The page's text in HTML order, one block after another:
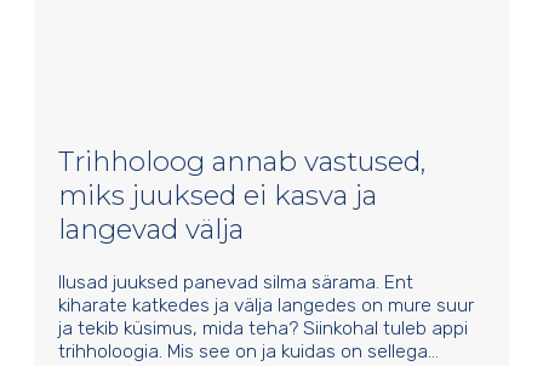
Trihholoog annab vastused,
miks juuksed ei kasva ja
langevad välja
Ilusad juuksed panevad silma särama. Ent
kiharate katkedes ja välja langedes on mure suur
ja tekib küsimus, mida teha? Siinkohal tuleb appi
trihholoogia. Mis see on ja kuidas on sellega…